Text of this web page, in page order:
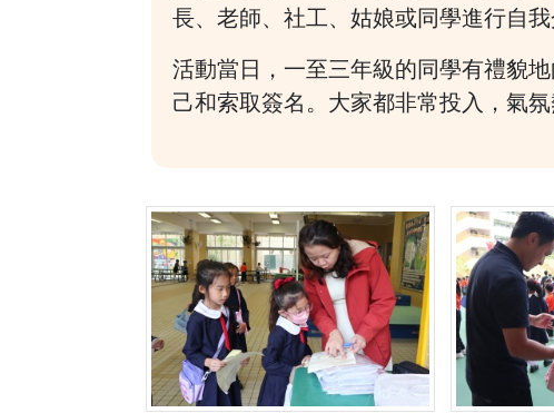
長、老師、社工、姑娘或同學進行自
活動當日，一至三年級的同學有禮貌
己和索取簽名。大家都非常投入，氣氛